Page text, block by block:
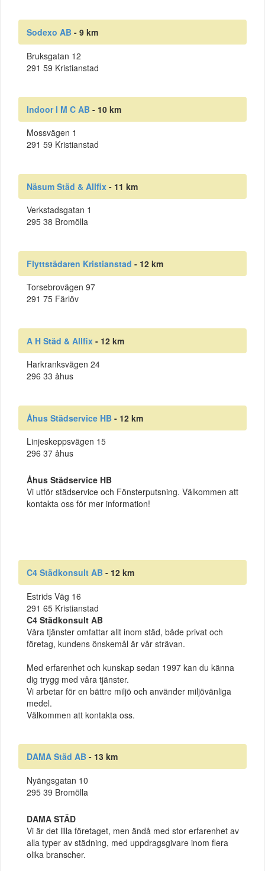
Sodexo AB - 9 km
Bruksgatan 12
291 59 Kristianstad
Indoor I M C AB - 10 km
Mossvägen 1
291 59 Kristianstad
Näsum Städ & Allfix - 11 km
Verkstadsgatan 1
295 38 Bromölla
Flyttstädaren Kristianstad - 12 km
Torsebrovägen 97
291 75 Färlöv
A H Städ & Allfix - 12 km
Harkranksvägen 24
296 33 åhus
Åhus Städservice HB - 12 km
Linjeskeppsvägen 15
296 37 åhus
Åhus Städservice HB
Vi utför städservice och Fönsterputsning. Välkommen att
kontakta oss för mer information!
C4 Städkonsult AB - 12 km
Estrids Väg 16
291 65 Kristianstad
C4 Städkonsult AB
Våra tjänster omfattar allt inom städ, både privat och
företag, kundens önskemål är vår strävan.
Med erfarenhet och kunskap sedan 1997 kan du känna
dig trygg med våra tjänster.
Vi arbetar för en bättre miljö och använder miljövänliga
medel.
Välkommen att kontakta oss.
DAMA Städ AB - 13 km
Nyängsgatan 10
295 39 Bromölla
DAMA STÄD
Vi är det lilla företaget, men ändå med stor erfarenhet av
alla typer av städning, med uppdragsgivare inom flera
olika branscher.